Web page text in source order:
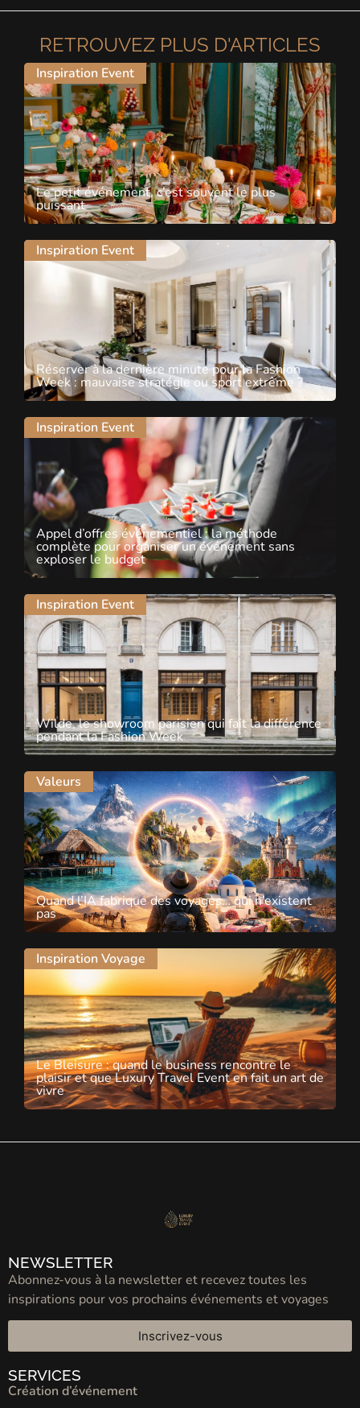
RETROUVEZ PLUS D'ARTICLES
Inspiration Event
Le petit événement, c’est souvent le plus
puissant
Inspiration Event
Réserver à la dernière minute pour la Fashion
Week : mauvaise stratégie ou sport extrême ?
Inspiration Event
Appel d’offres événementiel : la méthode
complète pour organiser un événement sans
exploser le budget
Inspiration Event
Wilde, le showroom parisien qui fait la différence
pendant la Fashion Week
Valeurs
Quand l’IA fabrique des voyages… qui n’existent
pas
Inspiration Voyage
Le Bleisure : quand le business rencontre le
plaisir et que Luxury Travel Event en fait un art de
vivre
NEWSLETTER
Abonnez-vous à la newsletter et recevez toutes les
inspirations pour vos prochains événements et voyages
Inscrivez-vous
SERVICES
Création d’événement